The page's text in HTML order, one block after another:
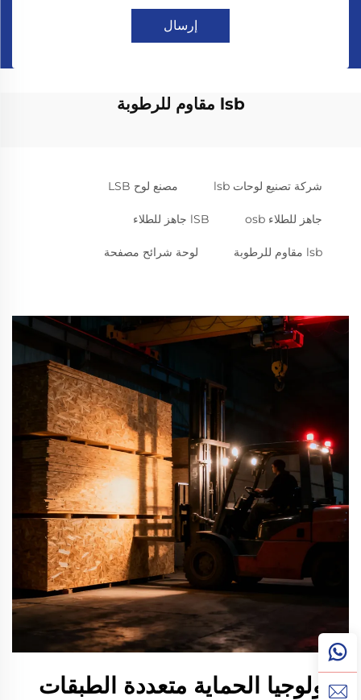
إرسال
lsb مقاوم للرطوبة
شركة تصنيع لوحات lsb مصنع لوح LSB
جاهز للطلاء osb lSB جاهز للطلاء
lsb مقاوم للرطوبة لوحة شرائح مصفحة
تكنولوجيا الحماية متعددة الطبقات